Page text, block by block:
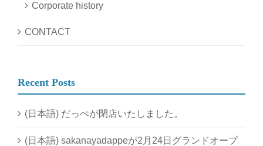
Corporate history
CONTACT
Recent Posts
(日本語) だっぺが閉店いたしました。
(日本語) sakanayadappeが2月24日グランドオープ